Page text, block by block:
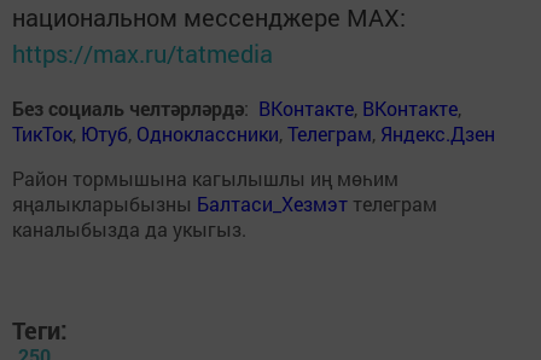
национальном мессенджере MАХ:
https://max.ru/tatmedia
Без социаль челтәрләрдә: ВКонтакте, ВКонтакте,
ТикТок, Ютуб, Одноклассники,Телеграм, Яндекс.Дзен
Район тормышына кагылышлы иң мөһим
яңалыкларыбызны Балтаси_Хезмэт телеграм
каналыбызда да укыгыз.
Теги: